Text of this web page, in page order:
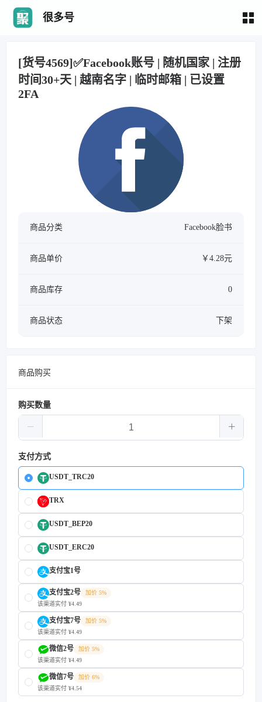
很多号
[货号4569]✅Facebook账号 | 随机国家 | 注册
时间30+天 | 越南名字 | 临时邮箱 | 已设置
2FA
商品分类 Facebook脸书
商品单价 ￥4.28元
商品库存 0
商品状态 下架
商品购买
购买数量
支付方式
USDT_TRC20
TRX
USDT_BEP20
USDT_ERC20
支付宝1号
支付宝2号
加价 5%
该渠道实付 ¥4.49
支付宝7号
加价 5%
该渠道实付 ¥4.49
微信2号
加价 5%
该渠道实付 ¥4.49
微信7号
加价 6%
该渠道实付 ¥4.54